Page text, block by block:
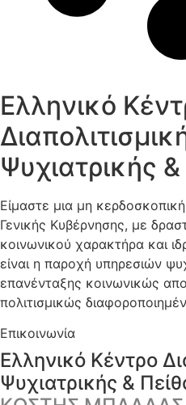
Ελληνικό
Ψυχιατρικής
Είμαστε μια μη
Γενικής Κυβέρνησης, με
κοινωνικού χαρακτήρα και
είναι η παροχή υπηρεσιών
επανένταξης κοινωνικώς
πολιτισμικώς
Επικοινωνία
Ελληνικό Κέντρο
Ψυχιατρικής &